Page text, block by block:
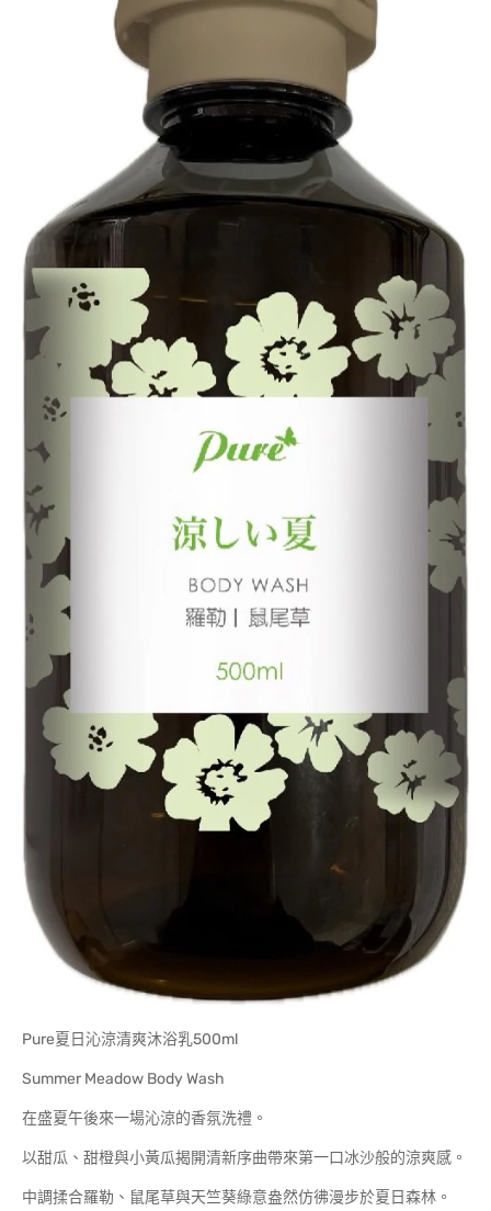
Pure夏日沁涼清爽沐浴乳500ml
Summer Meadow Body Wash
在盛夏午後來一場沁涼的香氛洗禮。
以甜瓜、甜橙與小黃瓜揭開清新序曲帶來第一口冰沙般的涼爽感。
中調揉合羅勒、鼠尾草與天竺葵綠意盎然仿彿漫步於夏日森林。